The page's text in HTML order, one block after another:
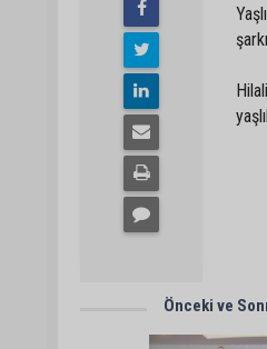
Önceki ve